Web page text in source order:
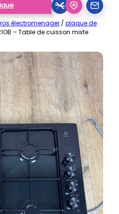
électromenager / plaque de
– Table de cuisson mixte